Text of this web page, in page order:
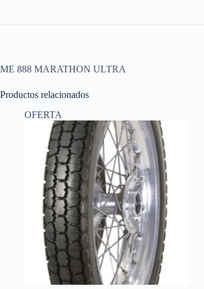
ME 888 MARATHON ULTRA
Productos relacionados
OFERTA